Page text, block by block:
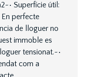
Superfície útil:
perfecte
de lloguer no
immoble es
tensionat.~•
com a